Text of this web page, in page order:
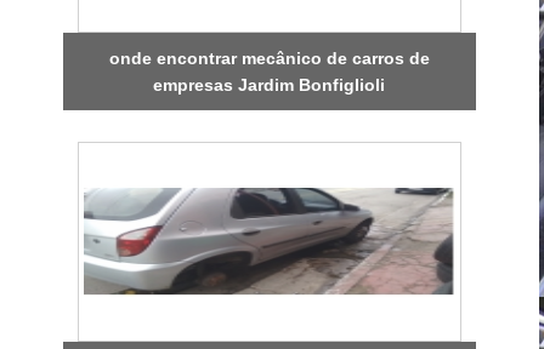
onde encontrar mecânico de carros de
empresas Jardim Bonfiglioli